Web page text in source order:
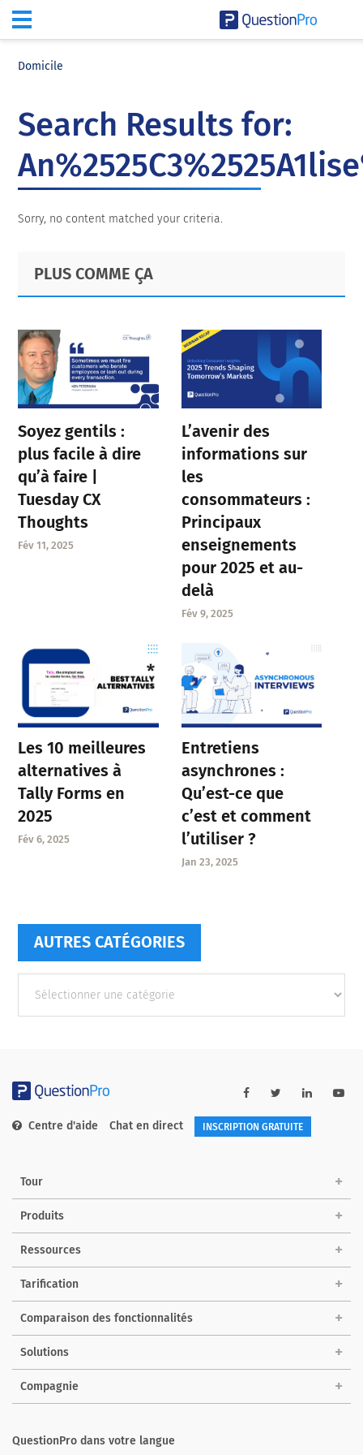
Domicile
Search Results for:
Sorry, no content matched your criteria.
Primary
Sidebar
Footer
PLUS COMME ÇA
Soyez gentils :
plus facile à dire
qu’à faire |
Tuesday CX
Thoughts
Fév 11, 2025
L’avenir des
informations sur
les
consommateurs :
Principaux
enseignements
pour 2025 et au-
delà
Fév 9, 2025
Les 10 meilleures
alternatives à
Tally Forms en
2025
Fév 6, 2025
Entretiens
asynchrones :
Qu’est-ce que
c’est et comment
l’utiliser ?
Jan 23, 2025
AUTRES CATÉGORIES
catégories
Centre d'aide Chat en direct INSCRIPTION GRATUITE
Tour
Produits
Ressources
Tarification
Comparaison des fonctionnalités
Solutions
Compagnie
QuestionPro dans votre langue